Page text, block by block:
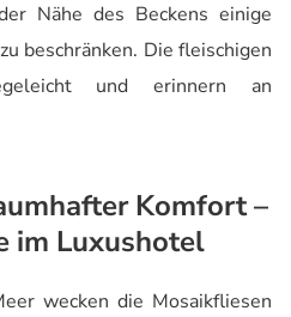
Nähe des Beckens einige
beschränken. Die fleischigen
und erinnern an
Komfort–
im Luxushotel
wecken die Mosaikfliesen